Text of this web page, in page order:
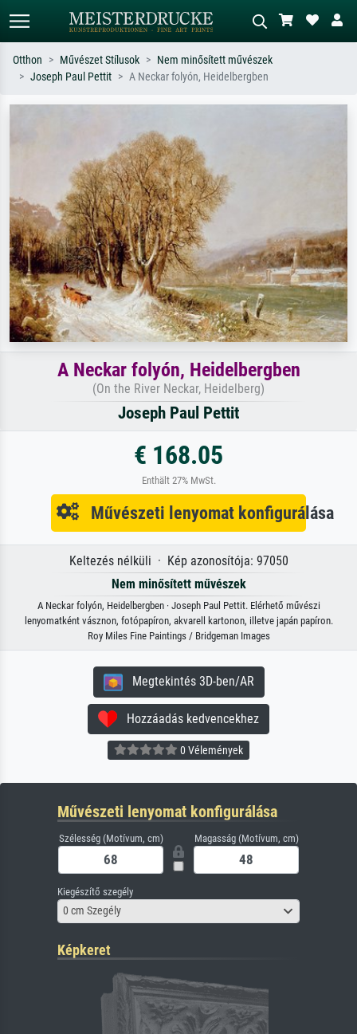
szerint – pl. Monet, Csillagos éj,
impresszionizmus, Hokusai-hullám,
akt.
Otthon Művészet Stílusok
Nem minősített művészek
Joseph Paul Pettit
A Neckar folyón, Heidelbergben
A Neckar folyón, Heidelbergben
(On the River Neckar, Heidelberg)
Joseph Paul Pettit
€ 168.05
Enthält 27% MwSt.
Művészeti lenyomat konfigurálása
Keltezés nélküli · Kép azonosítója: 97050
Nem minősített művészek
A Neckar folyón, Heidelbergben · Joseph Paul Pettit. Elérhető művészi
lenyomatként vásznon, fotópapíron, akvarell kartonon, illetve japán papíron.
Roy Miles Fine Paintings / Bridgeman Images
Megtekintés 3D-ben/AR
Hozzáadás kedvencekhez
0 Vélemények
Művészeti lenyomat konfigurálása
Szélesség (Motívum, cm) Magasság (Motívum, cm)
Kiegészítő szegély
0 cm Szegély
Képkeret